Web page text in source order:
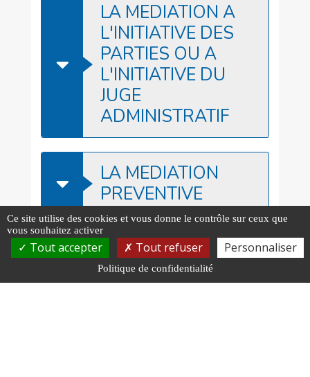
LA MEDIATION A
L'INITIATIVE DES
PARTIES OU A
L'INITIATIVE DU
JUGE
ADMINISTRATIF
LA MEDIATION
PREVENTIVE
MODE DE
CONVENTIONNEMENT ET
TARIFS SUR NOTRE PAGE
Ce site utilise des cookies et vous donne le contrôle sur ceux que
vous souhaitez activer
Tout accepter Tout refuser Personnaliser
Politique de confidentialité